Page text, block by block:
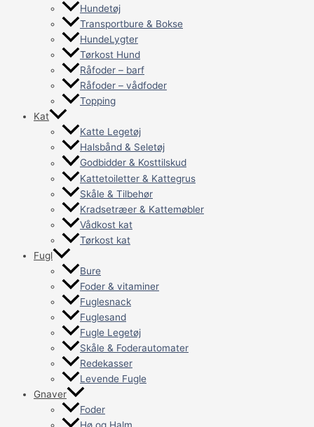
Hundetøj
Transportbure & Bokse
HundeLygter
Tørkost Hund
Råfoder – barf
Råfoder – vådfoder
Topping
Kat
Katte Legetøj
Halsbånd & Seletøj
Godbidder & Kosttilskud
Kattetoiletter & Kattegrus
Skåle & Tilbehør
Kradsetræer & Kattemøbler
Vådkost kat
Tørkost kat
Fugl
Bure
Foder & vitaminer
Fuglesnack
Fuglesand
Fugle Legetøj
Skåle & Foderautomater
Redekasser
Levende Fugle
Gnaver
Foder